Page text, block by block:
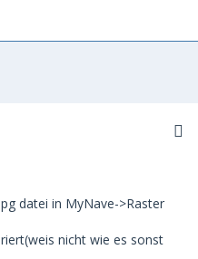
datei in MyNave->Raster
nicht wie es sonst